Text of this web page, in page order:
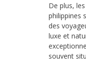
De plus,
philippines
des
luxe et
souvent